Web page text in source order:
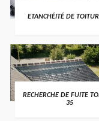
ETANCHÉITÉ DE
RECHERCHE DE FUITE
35